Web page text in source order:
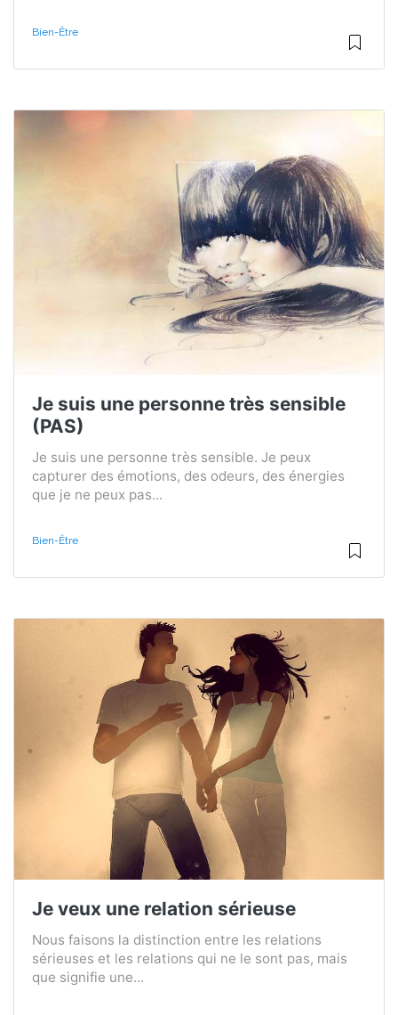
Bien-Être
Je suis une personne très sensible
(PAS)
Je suis une personne très sensible. Je peux
capturer des émotions, des odeurs, des énergies
que je ne peux pas...
Bien-Être
Je veux une relation sérieuse
Nous faisons la distinction entre les relations
sérieuses et les relations qui ne le sont pas, mais
que signifie une...